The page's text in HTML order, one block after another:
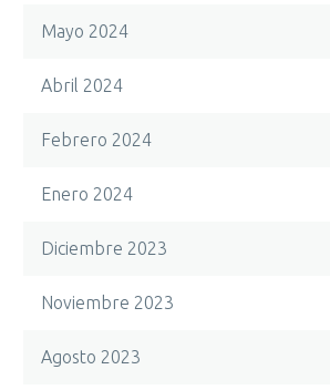
Mayo 2024
Abril 2024
Febrero 2024
Enero 2024
Diciembre 2023
Noviembre 2023
Agosto 2023